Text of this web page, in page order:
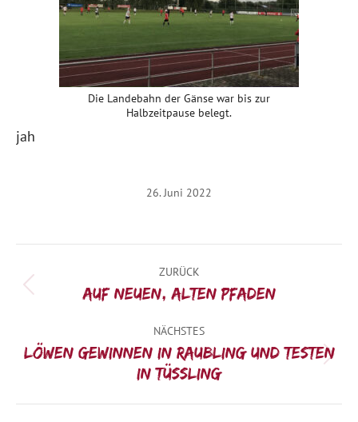
Die Landebahn der Gänse war bis zur
Halbzeitpause belegt.
jah
26. Juni 2022
ZURÜCK
Vorheriger
Auf neuen, alten Pfaden
NÄCHSTES
Nächster
Beitrag:
Löwen gewinnen in Raubling und testen
in Tüssling